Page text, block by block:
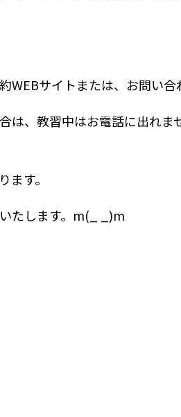
WEBサイトまたは、お問い
は、教習中はお電話に出れ
ます。
たします。m(_ _)m